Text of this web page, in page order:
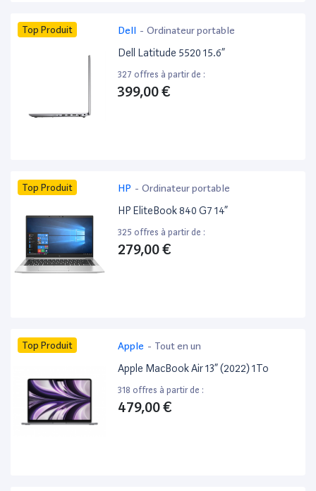
Top Produit Dell - Ordinateur portable
Dell Latitude 5520 15.6”
327 offres à partir de :
399,00 €
Top Produit HP - Ordinateur portable
HP EliteBook 840 G7 14”
325 offres à partir de :
279,00 €
Top Produit Apple - Tout en un
Apple MacBook Air 13” (2022) 1To
318 offres à partir de :
479,00 €